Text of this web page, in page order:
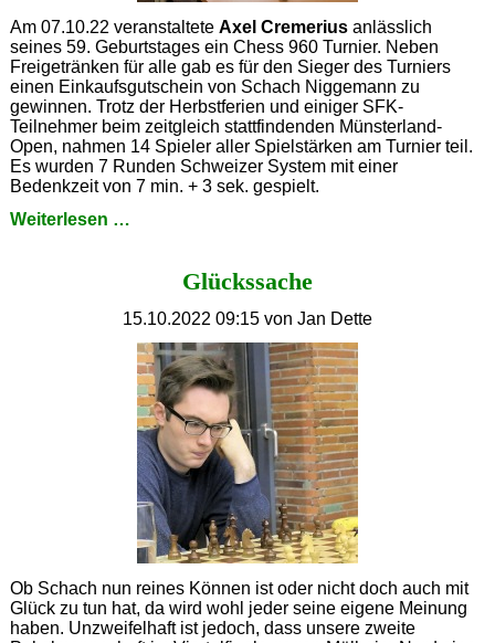
Am 07.10.22 veranstaltete Axel Cremeriusanlässlich
seines 59. Geburtstages ein Chess 960 Turnier. Neben
Freigetränken für alle gab es für den Sieger des Turniers
einen Einkaufsgutschein von Schach Niggemann zu
gewinnen. Trotz der Herbstferien und einiger SFK-
Teilnehmer beim zeitgleich stattfindenden Münsterland-
Open, nahmen 14 Spieler aller Spielstärken am Turnier teil.
Es wurden 7 Runden Schweizer System mit einer
Bedenkzeit von 7 min. + 3 sek. gespielt.
Weiterlesen …
Glückssache
15.10.2022 09:15 von Jan Dette
Ob Schach nun reines Können ist oder nicht doch auch mit
Glück zu tun hat, da wird wohl jeder seine eigene Meinung
haben. Unzweifelhaft ist jedoch, dass unsere zweite